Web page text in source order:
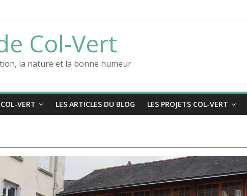
!
est en ligne !
au festival des films positifs !
Col-Vert
la nature et la bonne humeur
VERT LES ARTICLES DU BLOG LES PROJETS COL-VERT